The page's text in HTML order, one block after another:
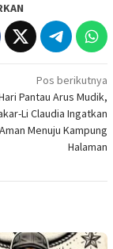
Pos berikutnya
Pantau Arus Mudik,
Li Claudia Ingatkan
Menuju Kampung
Halaman